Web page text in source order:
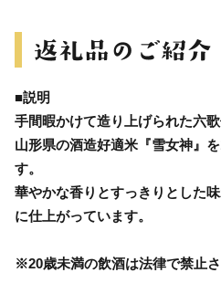
■説明
手間暇かけて造り上げられた六歌
山形県の酒造好適米『雪女神』
す。
華やかな香りとすっきりとした
に仕上がっています。
※20歳未満の飲酒は法律で禁止さ